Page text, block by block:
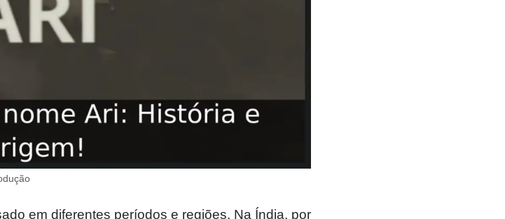
em diferentes períodos e regiões. Na Índia, por